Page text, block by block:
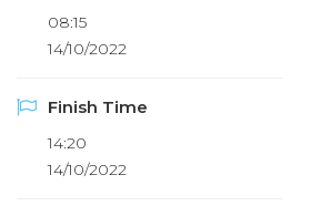
08:15
14/10/2022
Finish Time
14:20
14/10/2022